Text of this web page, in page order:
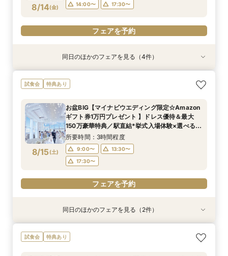
フェアを予約
フェアを予約
フェアを予約
8/14(金) 14:00〜 17:30〜
フェアを予約
特典あり
8/14(金)
当日予約OK！絶景*天空チャペル&上質空間体験
*模擬挙式×安心相談会×人気ドレス特典×豪華試
所要時間：3時間程度
10:00〜
フェアを予約
特典あり
8/14(金)
当日◎【2名～OK！少人数婚】大阪駅直結*絶景
チャペル×相談会
14:00〜 17:30〜
フェアを予約
特典あり
8/14(金)
【平日夜限定】地上150m絶景ナイトウェディン
グ×クイック相談会
17:30〜
フェアを予約
特典あり
8/14(金)
【平日人気◆最大140万優待】絶景チャペル×全
館開放×絶品試食
14:00〜 17:30〜
フェアを予約
同日のほかのフェアを見る（4件）
試食会 特典あり
8/15(土)
お盆BIG【マイナビウエディング限定☆Amazon
ギフト券1万円プレゼント 】ドレス優待＆最大
150万豪華特典／駅直結*挙式入場体験×選べる2
つの会場見学
所要時間：3時間程度
9:00〜
13:30〜
17:30〜
フェアを予約
特典あり
【ドレス1着プレゼント】地上150mチャペルで叶
う憧れ花嫁体験
特典あり
【2名～少人数婚】大阪駅直結◆地上150mの絶
景×美食で叶える上質プライベートウエディング
同日のほかのフェアを見る（2件）
試食会 特典あり